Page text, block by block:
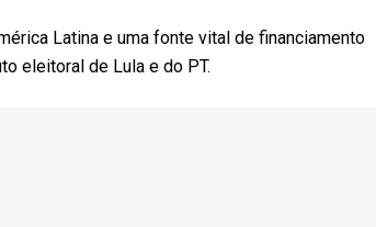
Latina e uma fonte vital de financiamento
eleitoral de Lula e do PT.